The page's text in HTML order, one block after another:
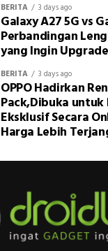
BERITA 3 days ago
Galaxy A27 5G vs
Perbandingan
yang Ingin
BERITA 3 days ago
OPPO Hadirkan
Pack,Dibuka
Eksklusif Secara
Harga Lebih